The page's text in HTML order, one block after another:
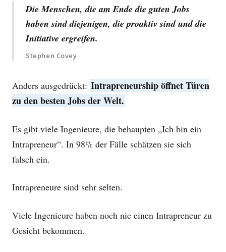
Die Menschen, die am Ende die guten Jobs
haben sind diejenigen, die proaktiv sind und die
Initiative ergreifen.
Stephen Covey
Anders ausgedrückt: Intrapreneurship öffnet Türen
zu den besten Jobs der Welt.
Es gibt viele Ingenieure, die behaupten „Ich bin ein
Intrapreneur“. In 98% der Fälle schätzen sie sich
falsch ein.
Intrapreneure sind sehr selten.
Viele Ingenieure haben noch nie einen Intrapreneur zu
Gesicht bekommen.